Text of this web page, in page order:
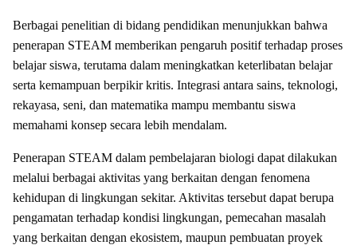
Berbagai penelitian di bidang pendidikan menunjukkan bahwa
penerapan STEAM memberikan pengaruh positif terhadap proses
belajar siswa, terutama dalam meningkatkan keterlibatan belajar
serta kemampuan berpikir kritis. Integrasi antara sains, teknologi,
rekayasa, seni, dan matematika mampu membantu siswa
memahami konsep secara lebih mendalam.
Penerapan STEAM dalam pembelajaran biologi dapat dilakukan
melalui berbagai aktivitas yang berkaitan dengan fenomena
kehidupan di lingkungan sekitar. Aktivitas tersebut dapat berupa
pengamatan terhadap kondisi lingkungan, pemecahan masalah
yang berkaitan dengan ekosistem, maupun pembuatan proyek